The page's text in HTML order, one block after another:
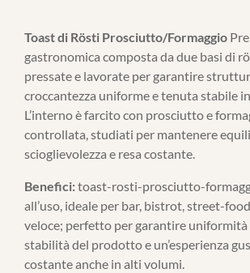
Toast di Rösti Prosciutto/Formaggio
gastronomica composta da due basi di
pressate e lavorate per garantire
croccantezza uniforme e tenuta stabile
L’interno è farcito con prosciutto e
controllata, studiati per mantenere
scioglievolezza e resa costante.
Benefici:toast-rosti-prosciutto-
all’uso, ideale per bar, bistrot, street-
veloce; perfetto per garantire
stabilità del prodotto e un’esperienza
costante anche in alti volumi.